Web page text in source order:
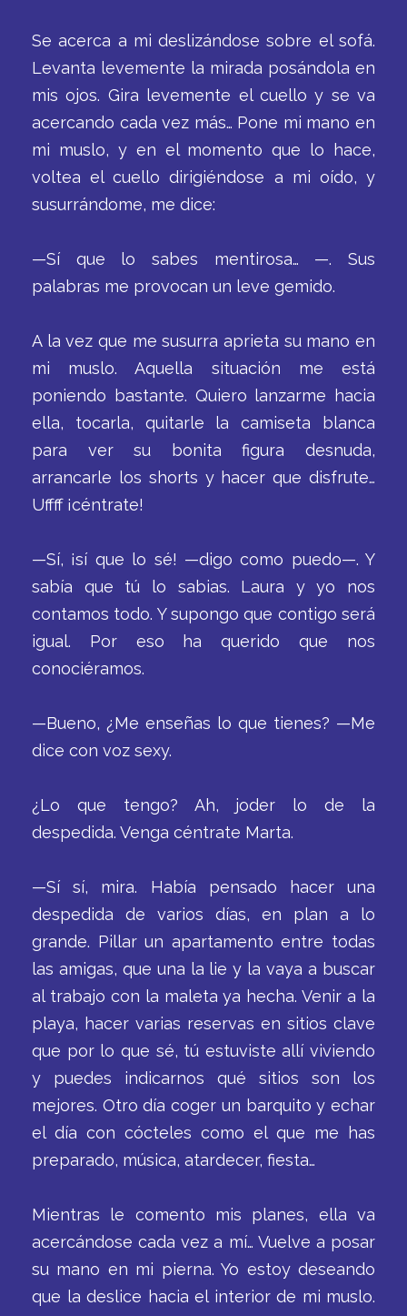
Se acerca a mi deslizándose sobre el sofá.
Levanta levemente la mirada posándola en
mis ojos. Gira levemente el cuello y se va
acercando cada vez más… Pone mi mano en
mi muslo, y en el momento que lo hace,
voltea el cuello dirigiéndose a mi oído, y
susurrándome, me dice:
—Sí que lo sabes mentirosa… —. Sus
palabras me provocan un leve gemido.
A la vez que me susurra aprieta su mano en
mi muslo. Aquella situación me está
poniendo bastante. Quiero lanzarme hacia
ella, tocarla, quitarle la camiseta blanca
para ver su bonita figura desnuda,
arrancarle los shorts y hacer que disfrute…
Uffff ¡céntrate!
—Sí, ¡sí que lo sé! —digo como puedo—. Y
sabía que tú lo sabias. Laura y yo nos
contamos todo. Y supongo que contigo será
igual. Por eso ha querido que nos
conociéramos.
—Bueno, ¿Me enseñas lo que tienes? —Me
dice con voz sexy.
¿Lo que tengo? Ah, joder lo de la
despedida. Venga céntrate Marta.
—Sí sí, mira. Había pensado hacer una
despedida de varios días, en plan a lo
grande. Pillar un apartamento entre todas
las amigas, que una la lie y la vaya a buscar
al trabajo con la maleta ya hecha. Venir a la
playa, hacer varias reservas en sitios clave
que por lo que sé, tú estuviste allí viviendo
y puedes indicarnos qué sitios son los
mejores. Otro día coger un barquito y echar
el día con cócteles como el que me has
preparado, música, atardecer, fiesta…
Mientras le comento mis planes, ella va
acercándose cada vez a mí… Vuelve a posar
su mano en mi pierna. Yo estoy deseando
que la deslice hacia el interior de mi muslo.